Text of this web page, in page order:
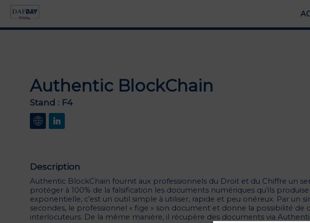
Authentic BlockChain
Stand : F4
Description
Authentic BlockChain fournit aux professionnels du Droit et du Chiffre un
protéger à 100% de la falsification les documents numériques qu’ils
exponentielle, c’est un outil simple à utiliser, rapide et peu onéreux. Par un
secondes, le professionnel « fige » son document et donne la possibilité de
interlocuteurs. De la même manière, il récupère des documents via